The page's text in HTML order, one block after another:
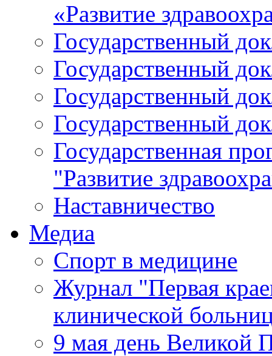
«Развитие
Государственный
Государственный
Государственный
Государственный
Государственная
"Развитие
Наставничество
Медиа
Спорт в медицине
Журнал "Первая
клинической
9 мая день Великой